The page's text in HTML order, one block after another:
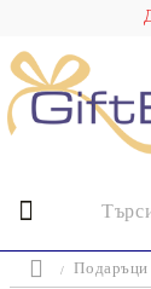
Подаръци